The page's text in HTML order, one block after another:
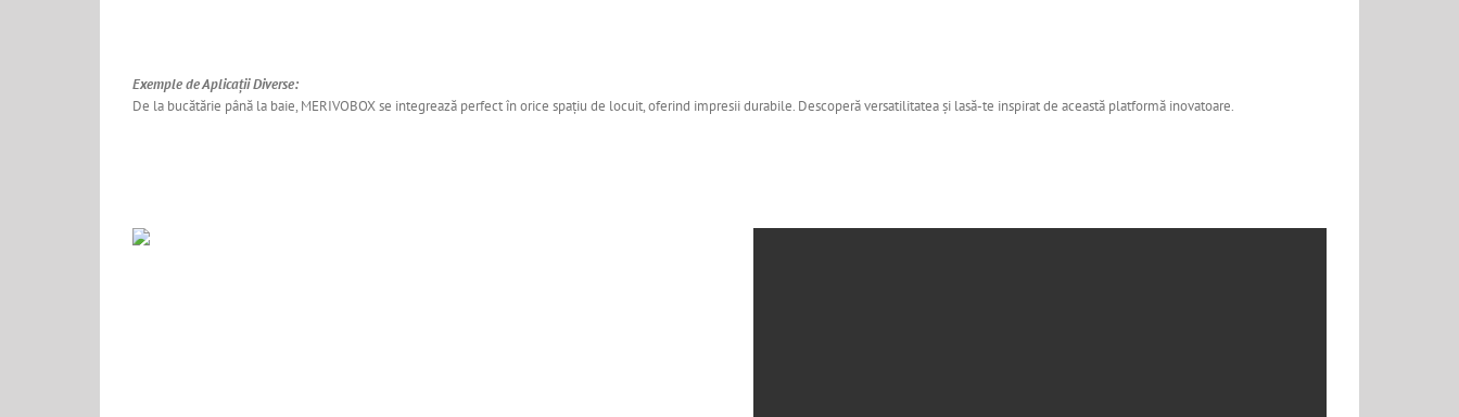
Exemple de Aplicații Diverse:
De la bucătărie până la baie, MERIVOBOX se integrează perfect în orice spațiu de locuit, oferind impresii durabile. Descoperă versatilitatea și lasă-te inspirat de această platformă inovatoare.